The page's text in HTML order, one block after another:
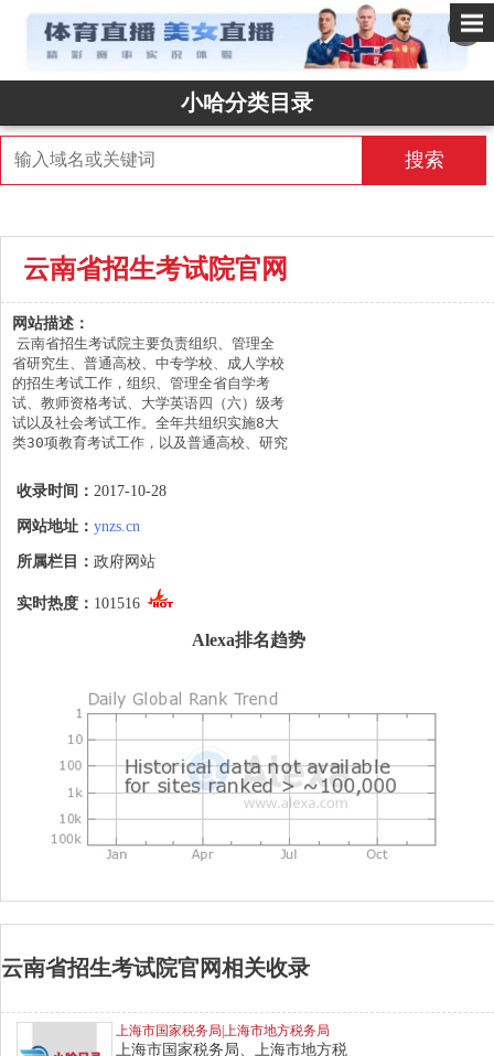
✕
小哈分类目录
搜索
云南省招生考试院官网
网站描述：
云南省招生考试院主要负责组织、管理全
省研究生、普通高校、中专学校、成人学校
的招生考试工作，组织、管理全省自学考
试、教师资格考试、大学英语四（六）级考
试以及社会考试工作。全年共组织实施8大
类30项教育考试工作，以及普通高校、研究
工作。管理和指导全省16个州（市）招生考
试机构的工作，并开展有关考试和录取的科
学研究工作，为省委、省政府指导全省教育
收录时间： 2017-10-28
网站地址： ynzs.cn
所属栏目： 政府网站
实时热度： 101516
Alexa排名趋势
云南省招生考试院官网相关收录
上海市国家税务局|上海市地方税务局
上海市国家税务局、上海市地方税